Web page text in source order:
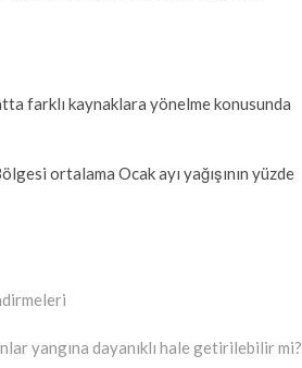
farklı kaynaklara yönelme konusunda
ortalama Ocak ayı yağışının yüzde
yangına dayanıklı hale getirilebilir mi?